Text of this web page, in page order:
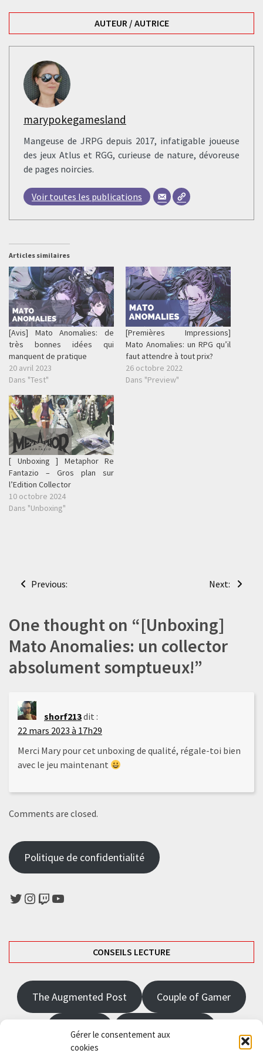
Gérer le consentement aux
cookies
AUTEUR / AUTRICE
marypokegamesland
Mangeuse de JRPG depuis 2017, infatigable joueuse
des jeux Atlus et RGG, curieuse de nature, dévoreuse
de pages noircies.
Voir toutes les publications
Articles similaires
[Avis] Mato Anomalies: de
très bonnes idées qui
manquent de pratique
20 avril 2023
Dans "Test"
[Premières Impressions]
Mato Anomalies: un RPG qu’il
faut attendre à tout prix?
26 octobre 2022
Dans "Preview"
[ Unboxing ] Metaphor Re
Fantazio – Gros plan sur
l’Edition Collector
10 octobre 2024
Dans "Unboxing"
Navigation
l’article
Previous: Next:
One thought on “[Unboxing]
Mato Anomalies: un collector
absolument somptueux!”
shorf213dit :
22 mars 2023 à 17h29
Merci Mary pour cet unboxing de qualité, régale-toi bien
avec le jeu maintenant
Comments are closed.
Politique de confidentialité
Twitter
Instagram
TwitchYouTube
CONSEILS LECTURE
The Augmented Post Couple of Gamer
JRPGFR State of Gaming